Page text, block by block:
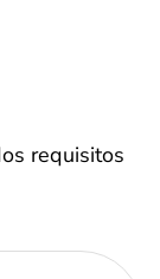
requisitos